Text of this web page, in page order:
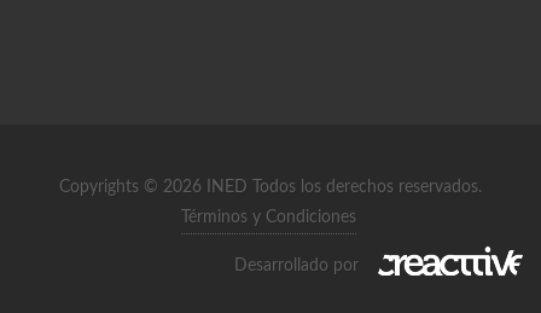
Copyrights © 2026 INED Todos los derechos reservados.
Términos y Condiciones
Desarrollado por